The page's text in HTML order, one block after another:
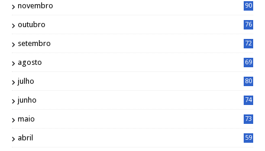
novembro 90
outubro 76
setembro 72
agosto 69
julho 80
junho 74
maio 73
abril 59